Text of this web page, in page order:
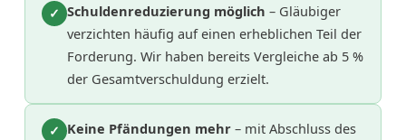
✓ Schuldenreduzierung möglich – Gläubiger
verzichten häufig auf einen erheblichen Teil der
Forderung. Wir haben bereits Vergleiche ab 5 %
der Gesamtverschuldung erzielt.
✓ Keine Pfändungen mehr – mit Abschluss des